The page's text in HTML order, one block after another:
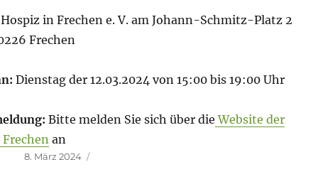
Hospiz in Frechen e. V. am Johann-Schmitz-Platz 2
Frechen
Dienstag der 12.03.2024 von 15:00 bis 19:00 Uhr
Bitte melden Sie sich über die Website der
Frechen an
Veröffentlicht
8. März 2024